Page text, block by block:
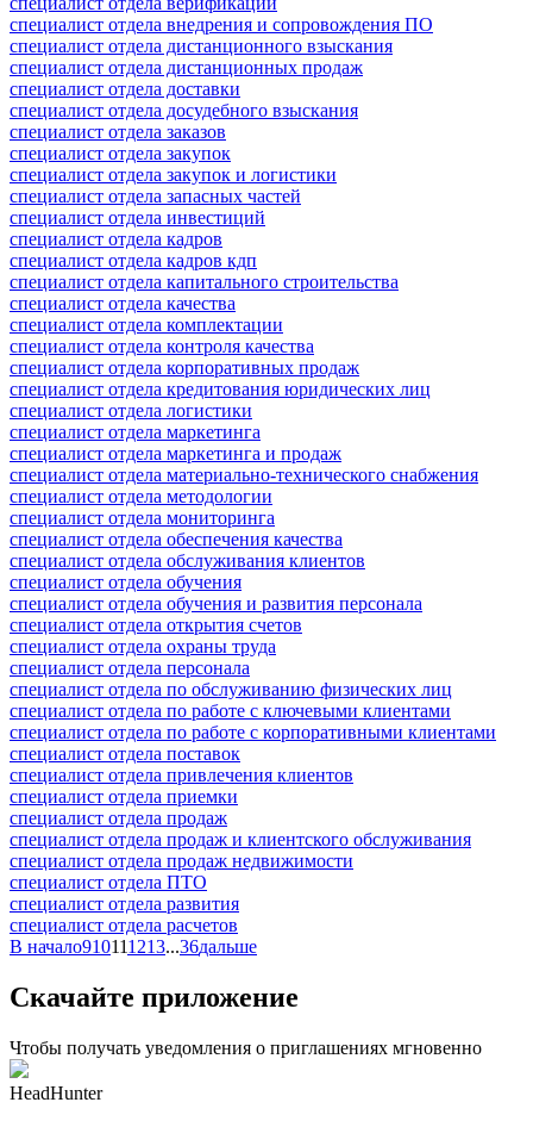
специалист отдела внедрения и сопровождения ПО
специалист отдела дистанционного взыскания
специалист отдела дистанционных продаж
специалист отдела доставки
специалист отдела досудебного взыскания
специалист отдела заказов
специалист отдела закупок
специалист отдела закупок и логистики
специалист отдела запасных частей
специалист отдела инвестиций
специалист отдела кадров
специалист отдела кадров кдп
специалист отдела капитального строительства
специалист отдела качества
специалист отдела комплектации
специалист отдела контроля качества
специалист отдела корпоративных продаж
специалист отдела кредитования юридических лиц
специалист отдела логистики
специалист отдела маркетинга
специалист отдела маркетинга и продаж
специалист отдела материально-технического снабжения
специалист отдела методологии
специалист отдела мониторинга
специалист отдела обеспечения качества
специалист отдела обслуживания клиентов
специалист отдела обучения
специалист отдела обучения и развития персонала
специалист отдела открытия счетов
специалист отдела охраны труда
специалист отдела персонала
специалист отдела по обслуживанию физических лиц
специалист отдела по работе с ключевыми клиентами
специалист отдела по работе с корпоративными клиентами
специалист отдела поставок
специалист отдела привлечения клиентов
специалист отдела приемки
специалист отдела продаж
специалист отдела продаж и клиентского обслуживания
специалист отдела продаж недвижимости
специалист отдела ПТО
специалист отдела развития
специалист отдела расчетов
В начало910111213...36дальше
Скачайте приложение
Чтобы получать уведомления о приглашениях мгновенно
HeadHunter